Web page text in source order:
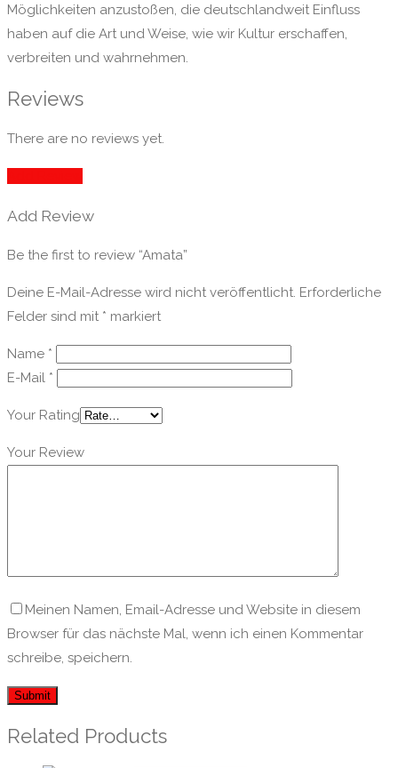
Möglichkeiten anzustoßen, die deutschlandweit Einfluss
haben auf die Art und Weise, wie wir Kultur erschaffen,
verbreiten und wahrnehmen.
Reviews
There are no reviews yet.
Add Review
Be the first to review “Amata”
Deine E-Mail-Adresse wird nicht veröffentlicht. Erforderliche
Felder sind mit * markiert
Name *
E-Mail *
Your Rating
Your Review
Meinen Namen, Email-Adresse und Website in diesem
Browser für das nächste Mal, wenn ich einen Kommentar
schreibe, speichern.
Related Products